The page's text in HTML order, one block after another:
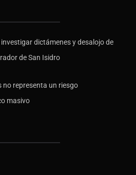
dictámenes y desalojo de
de San Isidro
no representa un riesgo
masivo